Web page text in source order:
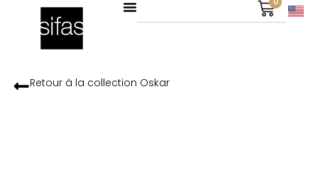
Retour à la collection Oskar